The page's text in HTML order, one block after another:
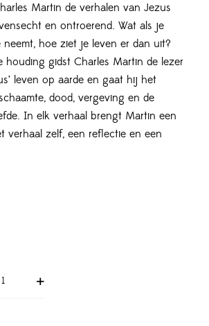
Martin de verhalen van Jezus
en ontroerend. Wat als je
hoe ziet je leven er dan uit?
gidst Charles Martin de lezer
leven op aarde en gaat hij het
dood, vergeving en de
In elk verhaal brengt Martin een
verhaal zelf, een reflectie en een